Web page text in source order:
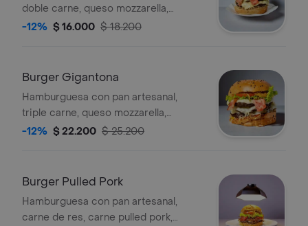
doble carne, queso mozzarella,
tocineta, cebolla caramelizada,
-12% $ 16.000 $ 18.200
Burger Gigantona
Hamburguesa con pan artesanal,
triple carne, queso mozzarella,
tocineta, cebolla caramelizada,
-12% $ 22.200 $ 25.200
Burger Pulled Pork
Hamburguesa con pan artesanal,
carne de res, carne pulled pork,